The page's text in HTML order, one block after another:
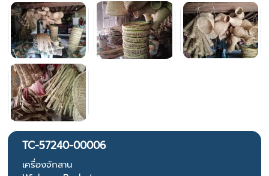
TC-57240-00006
เครื่องจักสาน